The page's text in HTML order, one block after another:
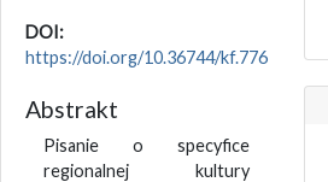
DOI:
https://doi.org/10.36744/kf.776
Abstrakt
Pisanie o specyfice
regionalnej kultury